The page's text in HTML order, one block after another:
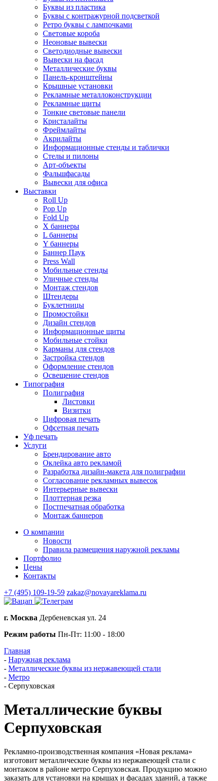
Буквы из пластика
Буквы с контражурной подсветкой
Ретро буквы с лампочками
Световые короба
Неоновые вывески
Светодиодные вывески
Вывески на фасад
Металлические буквы
Панель-кронштейны
Крышные установки
Рекламные металлоконструкции
Рекламные щиты
Тонкие световые панели
Кристалайты
Фреймлайты
Акрилайты
Информационные стенды и таблички
Стелы и пилоны
Арт-объекты
Фальшфасады
Вывески для офиса
Выставки
Roll Up
Pop Up
Fold Up
Х баннеры
L баннеры
Y баннеры
Баннер Паук
Press Wall
Мобильные стенды
Уличные стенды
Монтаж стендов
Штендеры
Буклетницы
Промостойки
Дизайн стендов
Информационные щиты
Мобильные стойки
Карманы для стендов
Застройка стендов
Оформление стендов
Освещение стендов
Типография
Полиграфия
Листовки
Визитки
Цифровая печать
Офсетная печать
Уф печать
Услуги
Брендирование авто
Оклейка авто рекламой
Разработка дизайн-макета для полиграфии
Согласование рекламных вывесок
Интерьерные вывески
Плоттерная резка
Постпечатная обработка
Монтаж баннеров
О компании
Новости
Правила размещения наружной рекламы
Портфолио
Цены
Контакты
+7 (495) 109-19-59 zakaz@novayareklama.ru
г. Москва Дербеневская ул. 24
Режим работы Пн-Пт: 11:00 - 18:00
Главная
- Наружная реклама
- Металлические буквы из нержавеющей стали
- Метро
- Серпуховская
Металлические буквы
Серпуховская
Рекламно-производственная компания «Новая реклама»
изготовит металлические буквы из нержавеющей стали с
монтажом в районе метро Серпуховская. Продукцию можно
заказать для установки на крышах и фасадах зданий, а также